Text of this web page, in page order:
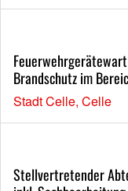
Brandschutz im
Stadt Celle, Celle
Stellvertretender